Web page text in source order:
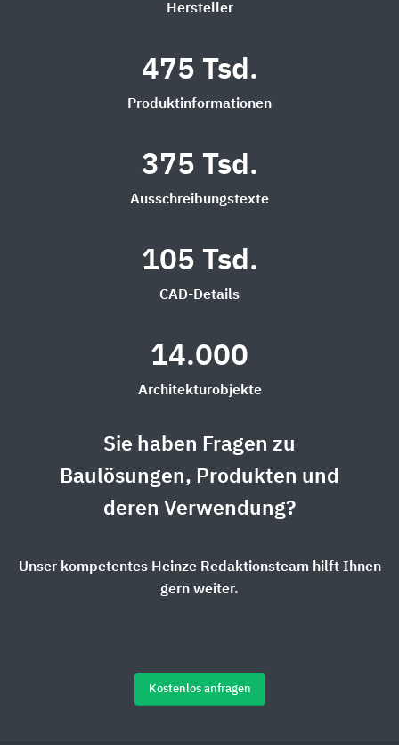
Hersteller
475 Tsd.
Produktinformationen
375 Tsd.
Ausschreibungstexte
105 Tsd.
CAD-Details
14.000
Architekturobjekte
Sie haben Fragen zu
Baulösungen, Produkten und
deren Verwendung?
Unser kompetentes Heinze Redaktionsteam hilft Ihnen
gern weiter.
Kostenlos anfragen